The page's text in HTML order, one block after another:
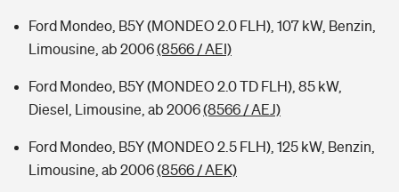
Ford Mondeo, B5Y (MONDEO 2.0 FLH), 107 kW, Benzin,
Limousine, ab 2006(8566 / AEI)
Ford Mondeo, B5Y (MONDEO 2.0 TD FLH), 85 kW,
Diesel, Limousine, ab 2006(8566 / AEJ)
Ford Mondeo, B5Y (MONDEO 2.5 FLH), 125 kW, Benzin,
Limousine, ab 2006(8566 / AEK)